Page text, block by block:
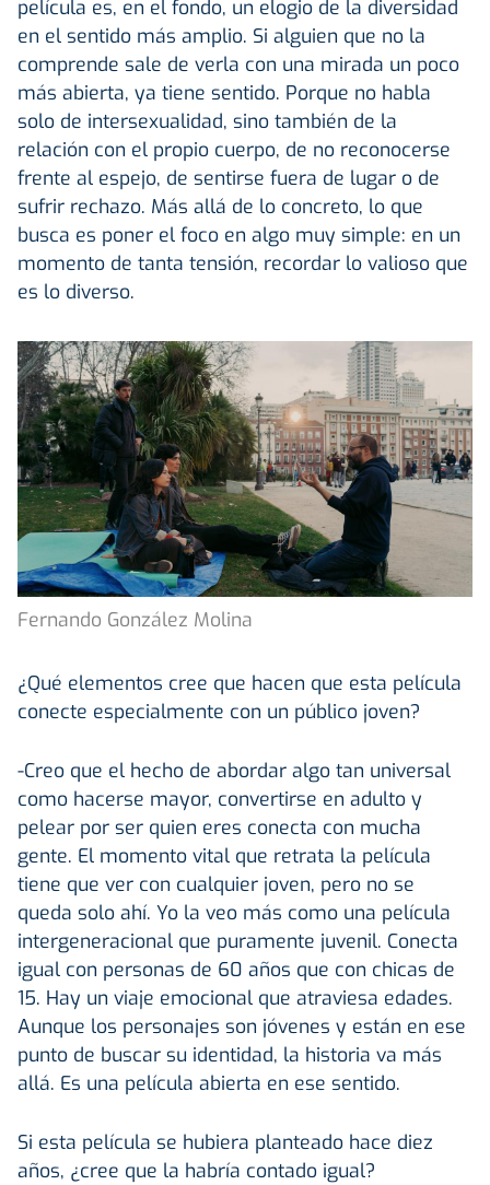
película es, en el fondo, un elogio de la diversidad
en el sentido más amplio. Si alguien que no la
comprende sale de verla con una mirada un poco
más abierta, ya tiene sentido. Porque no habla
solo de intersexualidad, sino también de la
relación con el propio cuerpo, de no reconocerse
frente al espejo, de sentirse fuera de lugar o de
sufrir rechazo. Más allá de lo concreto, lo que
busca es poner el foco en algo muy simple: en un
momento de tanta tensión, recordar lo valioso que
es lo diverso.
Fernando González Molina
¿Qué elementos cree que hacen que esta película
conecte especialmente con un público joven?
-Creo que el hecho de abordar algo tan universal
como hacerse mayor, convertirse en adulto y
pelear por ser quien eres conecta con mucha
gente. El momento vital que retrata la película
tiene que ver con cualquier joven, pero no se
queda solo ahí. Yo la veo más como una película
intergeneracional que puramente juvenil. Conecta
igual con personas de 60 años que con chicas de
15. Hay un viaje emocional que atraviesa edades.
Aunque los personajes son jóvenes y están en ese
punto de buscar su identidad, la historia va más
allá. Es una película abierta en ese sentido.
Si esta película se hubiera planteado hace diez
años, ¿cree que la habría contado igual?